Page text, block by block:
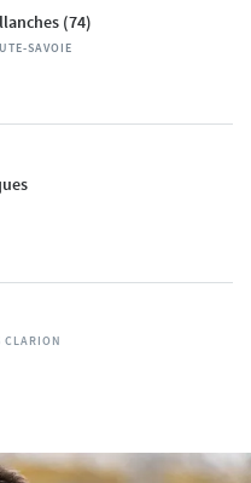
(74)
SAVOIE
CLARION